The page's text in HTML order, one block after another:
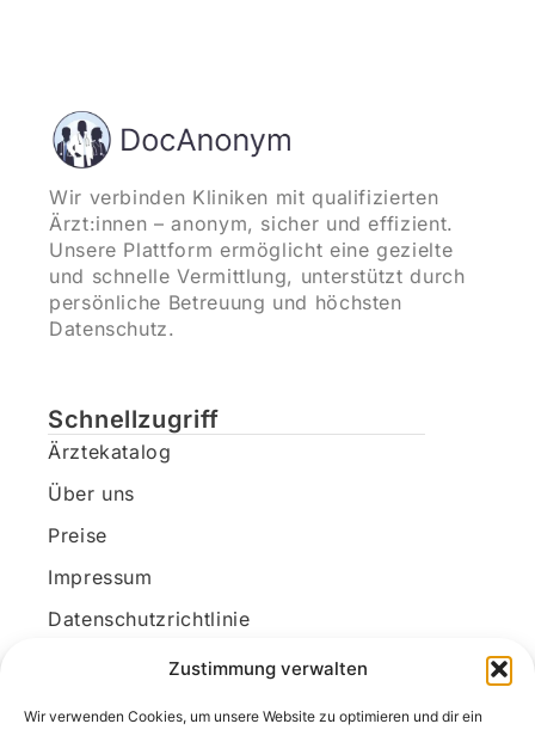
Zustimmung verwalten
Wir verwenden Cookies, um unsere Website zu optimieren und dir ein
Wir verbinden Kliniken mit qualifizierten
Ärzt:innen – anonym, sicher und effizient.
Unsere Plattform ermöglicht eine gezielte
und schnelle Vermittlung, unterstützt durch
persönliche Betreuung und höchsten
Datenschutz.
Schnellzugriff
Ärztekatalog
Über uns
Preise
Impressum
Datenschutzrichtlinie
Kundenkonto